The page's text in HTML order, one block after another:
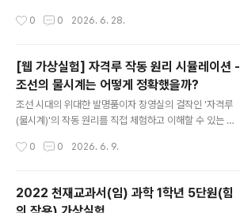
래 추가한 링크에 가서 본인의 내용과 그림으로 변환해서
림을 먼저 누르는 것이 아니라, 그림을 누르고 친구들에게
그 의미를 설명을 할 수 있어야 한다. 그리고 같은 모둠 친
구들이 설명에 동의해야 정답 처리를 해서 점수를 부여 할
수 있다. 틀리면 오답 처리. 그래서 학습용 도블 게임이다.
지금까지 단어 위주의 도블게임을 만들었다면, 단어뿐만
를 들어 기존에는 학생이 그림이나 단어를 선택하면 그 그
0 0 2026. 6. 28.
[웹 가상실험] 자격루 작동 원리 시뮬레이션 -
조선의 물시계는 어떻게 정확했을까?
조선 시대의 위대한 발명품이자 장영실의 걸작인 '자격루
(물시계)'의 작동 원리를 직접 체험하고 이해할 수 있는 가
생활에서 힘의 사용 예시로 자격루에 대한 소개가 있다.여
높이가 달라지면 수압이 달라져서 물이 떨어지는 속도가
달라질 텐데 이것에 대한 설명이 자세히 되어 있지 않고, 대
0 0 2026. 6. 9.
2022 천재교과서(임) 과학 1학년 5단원(힘